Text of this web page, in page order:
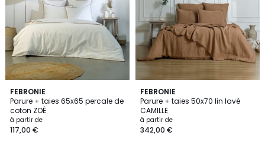
FEBRONIE
Parure + taies 65x65 percale de
coton ZOÉ
à partir de
117,00 €
4
Couleurs
FEBRONIE
Parure + taies 50x70 lin lavé
CAMILLE
à partir de
342,00 €
3
Couleurs